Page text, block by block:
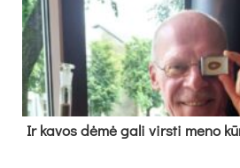
Ir ka­vos dė­mė ga­li virs­ti me­no